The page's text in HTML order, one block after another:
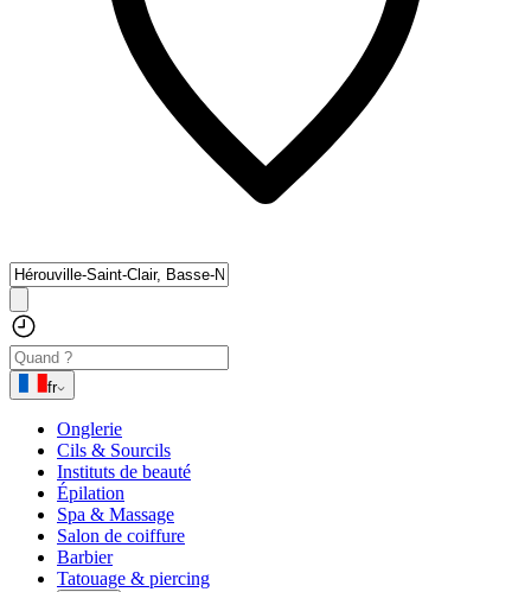
fr
Onglerie
Cils & Sourcils
Instituts de beauté
Épilation
Spa & Massage
Salon de coiffure
Barbier
Tatouage & piercing